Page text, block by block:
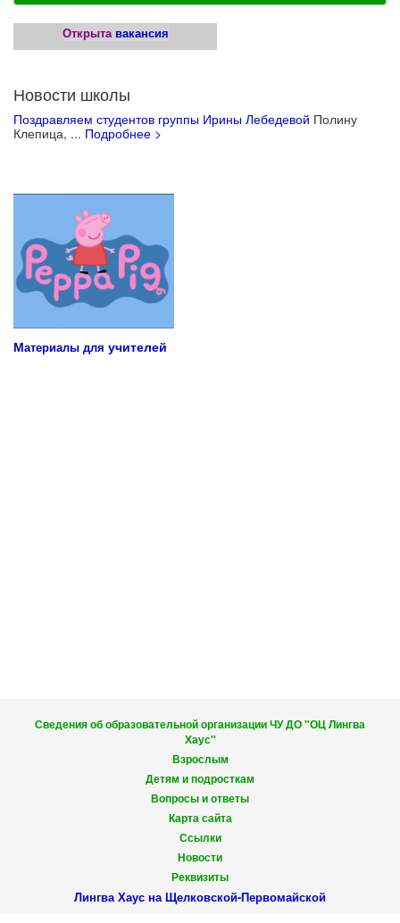
Открыта вакансия
Новости школы
Поздравляем студентов группы Ирины Лебедевой Полину
Клепица, ... Подробнее >
Материалы для учителей
Сведения об образовательной организации ЧУ ДО "ОЦ Лингва
Хаус"
Взрослым
Детям и подросткам
Вопросы и ответы
Карта сайта
Ссылки
Новости
Реквизиты
Лингва Хаус на Щелковской-Первомайской